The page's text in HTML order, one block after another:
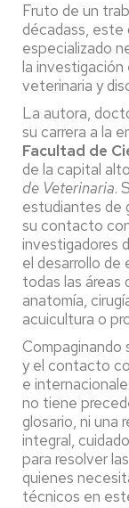
Fruto de un
décadass, este
especializado
la investigación
veterinaria y
La autora,
su carrera a la
Facultad de
de la capital
de Veterinaria.
estudiantes de
su contacto
investigadores
el desarrollo
todas las áreas
anatomía,
acuicultura o
Compaginando
y el contacto
e
no tiene
glosario, ni una
integral,
para resolver
quienes
técnicos en